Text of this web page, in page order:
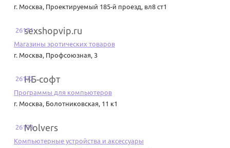
г. Москва, Проектируемый 185-й проезд, вл8 ст1
26171sexshopvip.ru
Магазины эротических товаров
г. Москва, Профсоюзная, 3
26172НБ-софт
Программы для компьютеров
г. Москва, Болотниковская, 11 к1
26173Molvers
Компьютерные устройства и аксессуары